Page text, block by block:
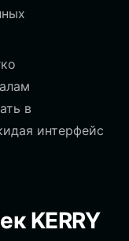
в
интерфейс
KERRY